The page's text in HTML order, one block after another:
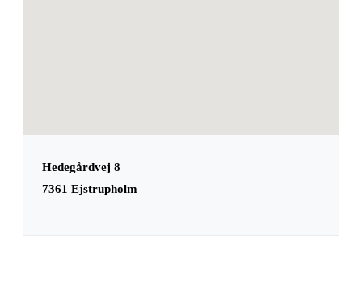
Hedegårdvej 8
7361 Ejstrupholm